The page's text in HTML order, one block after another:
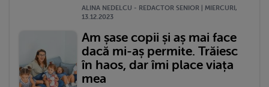
ALINA NEDELCU - REDACTOR SENIOR | MIERCURI,
13.12.2023
Am șase copii și aș mai face
dacă mi-aș permite. Trăiesc
în haos, dar îmi place viața
mea